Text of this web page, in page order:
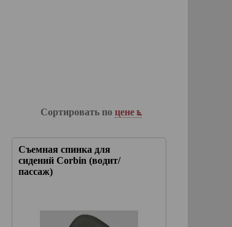
Сортировать по цене
Съемная спинка для
сидений Corbin (водит/
пассаж)